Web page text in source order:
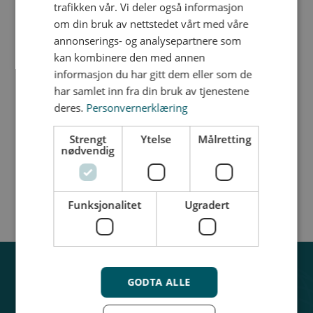
Svarer deg på spørsmål i forbindelse med
graviditet og fødsel.
Sykemelding opp til syv dager
Henvisning til spesialist
Resept på medisiner
trafikken vår. Vi deler også informasjon
om din bruk av nettstedet vårt med våre
annonserings- og analysepartnere som
kan kombinere den med annen
informasjon du har gitt dem eller som de
har samlet inn fra din bruk av tjenestene
deres. Personvernerklæring
Strengt
nødvendig
Ytelse Målretting
Funksjonalitet Ugradert
GODTA ALLE